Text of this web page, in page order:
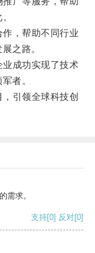
，帮助不同行业
之路。
成功实现了技术
者。
引领全球科技创
需求。
支持[0] 反对[0]